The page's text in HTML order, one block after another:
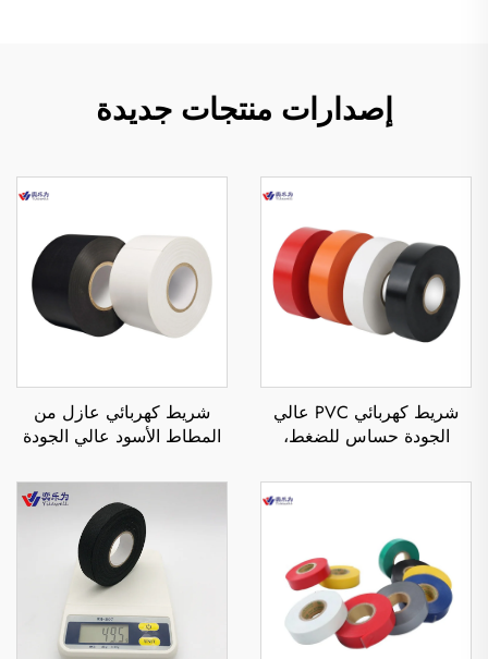
إصدارات منتجات جديدة
شريط كهربائي PVC عالي
الجودة حساس للضغط،
الجهد العالي في المشاريع
شريط كهربائي عازل من
المطاط الأسود عالي الجودة
بلصق من جهة واحدة، مقاوم
للحرارة والماء، للاستخدام في
التغطية